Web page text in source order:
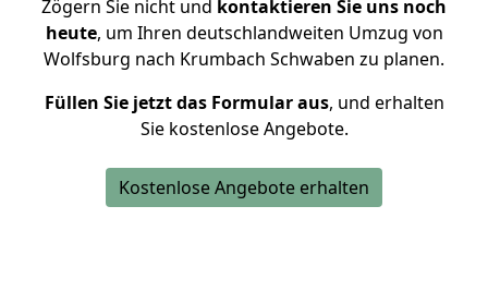
Zögern Sie nicht und kontaktieren Sie uns noch
heute, um Ihren deutschlandweiten Umzug von
Wolfsburg nach Krumbach Schwaben zu planen.
Füllen Sie jetzt das Formular aus, und erhalten
Sie kostenlose Angebote.
Kostenlose Angebote erhalten